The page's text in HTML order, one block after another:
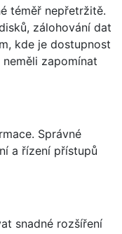
téměř nepřetržitě.
zálohování dat
kde je dostupnost
zapomínat
Správné
a řízení přístupů
snadné rozšíření